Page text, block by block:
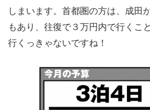
しまいます。首都圏の方は、成田
もあり、往復で３万円内で行くこ
行くっきゃないですね！